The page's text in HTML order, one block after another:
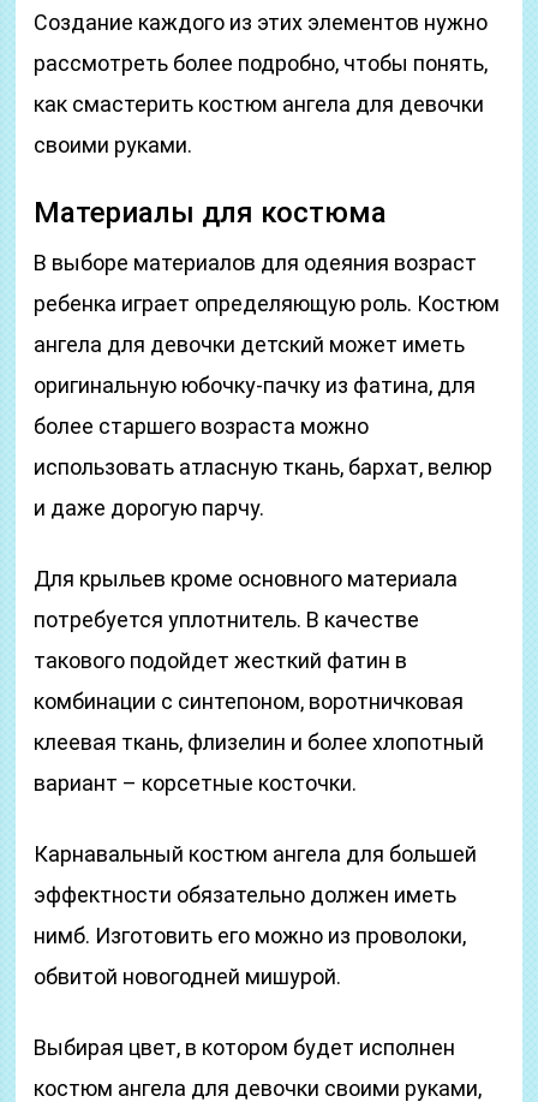
Создание каждого из этих элементов нужно
рассмотреть более подробно, чтобы понять,
как смастерить костюм ангела для девочки
своими руками.
Материалы для костюма
В выборе материалов для одеяния возраст
ребенка играет определяющую роль. Костюм
ангела для девочки детский может иметь
оригинальную юбочку-пачку из фатина, для
более старшего возраста можно
использовать атласную ткань, бархат, велюр
и даже дорогую парчу.
Для крыльев кроме основного материала
потребуется уплотнитель. В качестве
такового подойдет жесткий фатин в
комбинации с синтепоном, воротничковая
клеевая ткань, флизелин и более хлопотный
вариант – корсетные косточки.
Карнавальный костюм ангела для большей
эффектности обязательно должен иметь
нимб. Изготовить его можно из проволоки,
обвитой новогодней мишурой.
Выбирая цвет, в котором будет исполнен
костюм ангела для девочки своими руками,